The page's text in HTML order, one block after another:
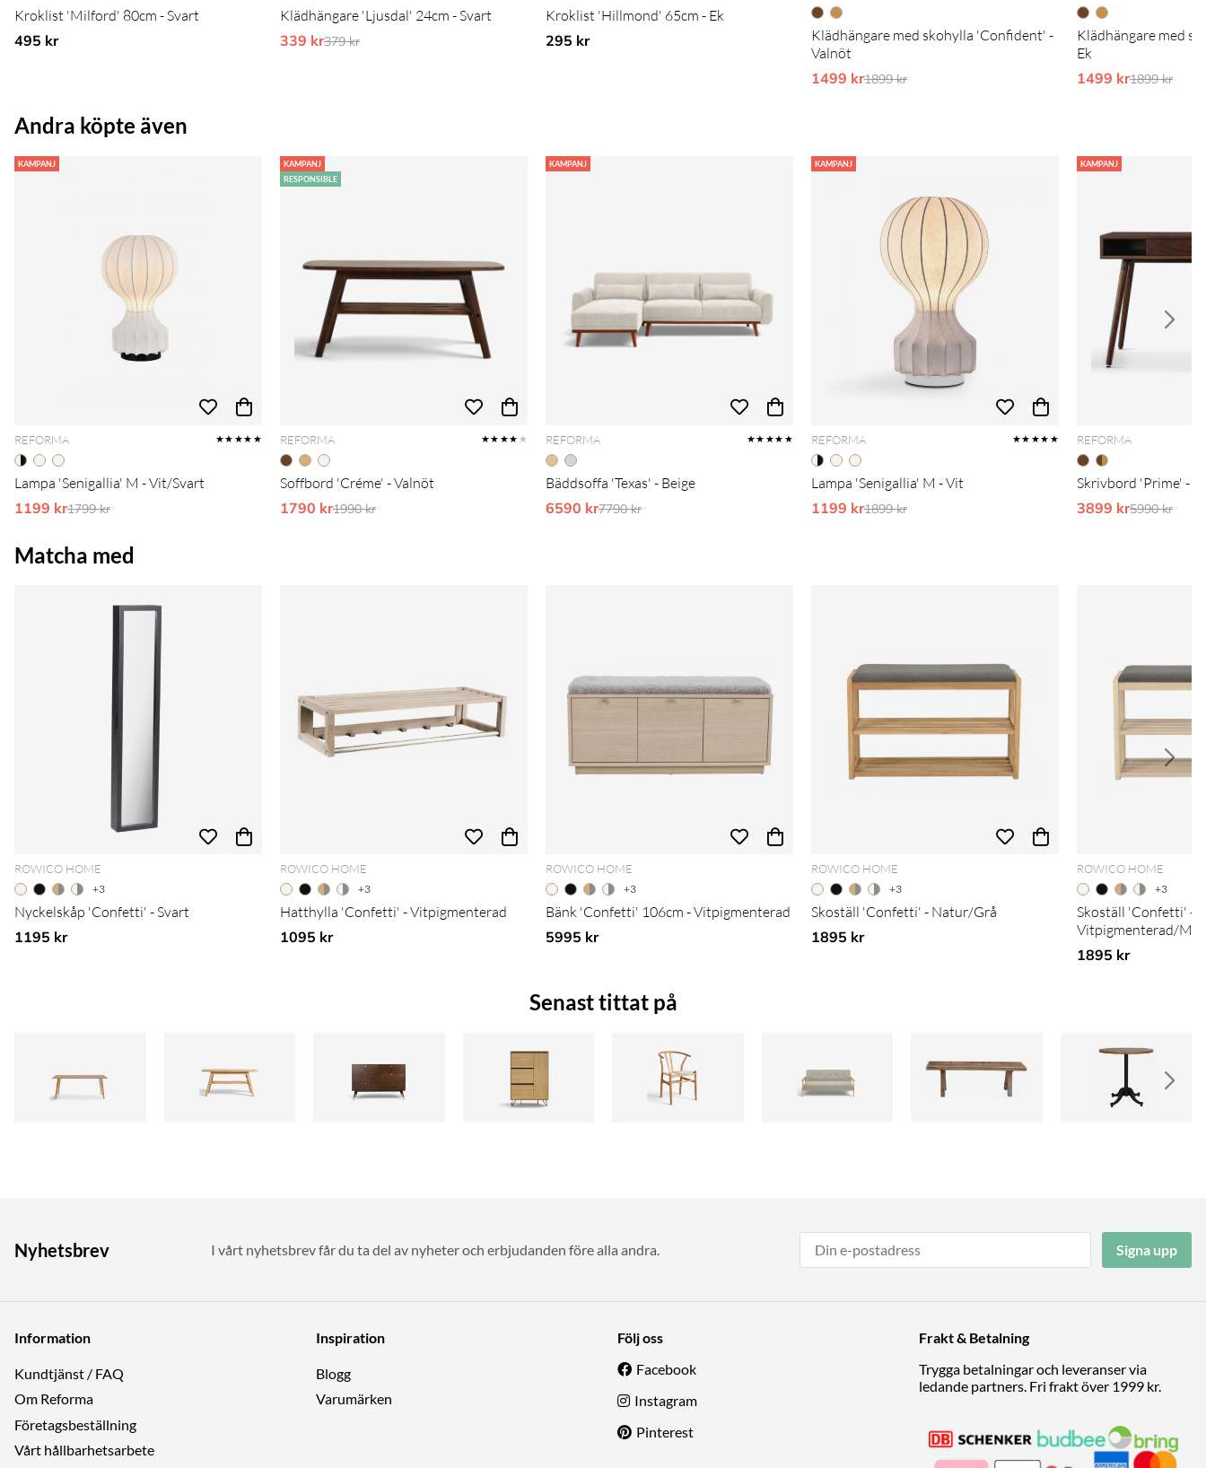
Kroklist 'Milford' 80cm - Svart
495 kr
Klädhängare 'Ljusdal' 24cm - Svart
339 krOrdinarie pris:
379 kr
Kroklist 'Hillmond' 65cm - Ek
295 kr
Klädhängare med skohylla 'Confident' -
Valnöt
1499 krOrdinarie pris:
1899 kr
Klädhängare med
Ek
1499 krOrdinarie
1899 kr
Andra köpte även
KAMPANJ
REFORMA ★★★★★
Lampa 'Senigallia' M - Vit/Svart
1199 krOrdinarie pris:
1799 kr
KAMPANJ
RESPONSIBLE
REFORMA ★★★★ ★
Soffbord 'Créme' - Valnöt
1790 krOrdinarie pris:
1990 kr
KAMPANJ
REFORMA ★★★★★
Bäddsoffa 'Texas' - Beige
6590 krOrdinarie pris:
7790 kr
KAMPANJ
REFORMA ★★★★★
Lampa 'Senigallia' M - Vit
1199 krOrdinarie pris:
1899 kr
KAMPANJ
REFORMA
Skrivbord 'Prime' -
3899 krOrdinarie
5990 kr
Matcha med
ROWICO HOME
+3
Nyckelskåp 'Confetti' - Svart
1195 kr
ROWICO HOME
+3
Hatthylla 'Confetti' - Vitpigmenterad
1095 kr
ROWICO HOME
+3
Bänk 'Confetti' 106cm - Vitpigmenterad
5995 kr
ROWICO HOME
+3
Skoställ 'Confetti' - Natur/Grå
1895 kr
ROWICO HOME
+3
Skoställ 'Confetti' -
Vitpigmenterad/
1895 kr
Senast tittat på
Nyhetsbrev I vårt nyhetsbrev får du ta del av nyheter och erbjudanden före alla andra. Signa upp
Information
Kundtjänst / FAQ
Om Reforma
Företagsbeställning
Vårt hållbarhetsarbete
Inspiration
Blogg
Varumärken
Följ oss
Facebook
Instagram
Pinterest
Frakt & Betalning
Trygga betalningar och leveranser via
ledande partners. Fri frakt över 1999 kr.